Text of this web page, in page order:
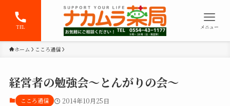
TEL メニュー
ホーム こころ通信
経営者の勉強会～とんがりの会～
こころ通信 2014年10月25日